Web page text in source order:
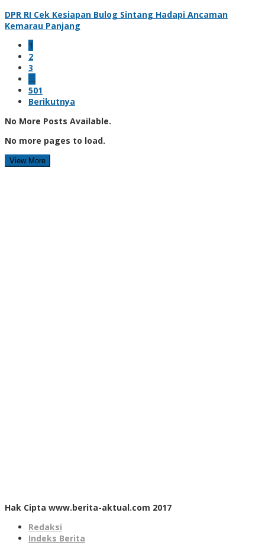
DPR RI Cek Kesiapan Bulog Sintang Hadapi Ancaman
Kemarau Panjang
1
2
3
…
501
Berikutnya
No More Posts Available.
No more pages to load.
View More
Hak Cipta www.berita-aktual.com 2017
Redaksi
Indeks Berita